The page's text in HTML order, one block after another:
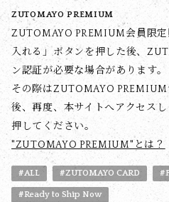
ZUTOMAYO PREMIUM
ZUTOMAYO PREMIUM会員限
入れる」ボタンを押した後、
ン認証が必要な場合があります。
その際はZUTOMAYO
後、再度、本サイトへアクセス
押してください。
"ZUTOMAYO PREMIUM"とは？
#ALL #ZUTOMAYO CARD
#Ready to Ship Now